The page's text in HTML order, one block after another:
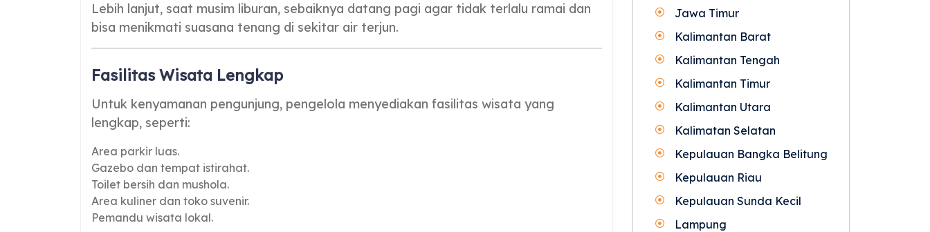
Lebih lanjut, saat musim liburan, sebaiknya datang pagi agar tidak terlalu ramai dan
bisa menikmati suasana tenang di sekitar air terjun.
Fasilitas Wisata Lengkap
Untuk kenyamanan pengunjung, pengelola menyediakan fasilitas wisata yang
lengkap, seperti:
Area parkir luas.
Gazebo dan tempat istirahat.
Toilet bersih dan mushola.
Area kuliner dan toko suvenir.
Pemandu wisata lokal.
Jawa Timur
Kalimantan Barat
Kalimantan Tengah
Kalimantan Timur
Kalimantan Utara
Kalimatan Selatan
Kepulauan Bangka Belitung
Kepulauan Riau
Kepulauan Sunda Kecil
Lampung